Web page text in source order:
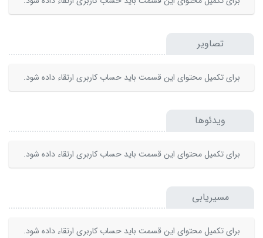
تصاویر
برای تکمیل محتوای این قسمت باید حساب کاربری ارتقاء داده شود.
ویدئوها
برای تکمیل محتوای این قسمت باید حساب کاربری ارتقاء داده شود.
مسیریابی
برای تکمیل محتوای این قسمت باید حساب کاربری ارتقاء داده شود.